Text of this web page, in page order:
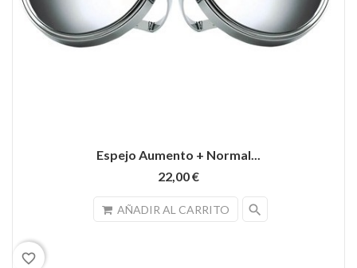
Espejo Aumento + Normal...
22,00 €
AÑADIR AL CARRITO search
favorite_border